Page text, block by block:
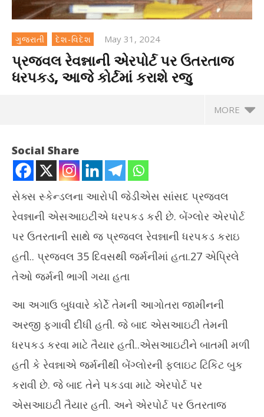
ગુજરાતી દેશ-વિદેશ May 31, 2024
પ્રજ્વલ રેવન્નાની એરપોર્ટ પર ઉતરતાજ
ધરપકડ, આજે કોર્ટમાં કરાશે રજુ
MORE
NOW VIEWING
પ્રજ્વલ રેવન્નાની એરપોર્ટ પર ઉતરતાજ ધરપકડ, આજે કોર્ટમાં કરાશે
રજુ
31,
2024
Social Share
સેક્સ સ્કેન્ડલના આરોપી જેડીએસ સાંસદ પ્રજ્વલ
રેવન્નાની એસઆઇટીએ ધરપકડ કરી છે. બેંગ્લોર એરપોર્ટ
પર ઉતરતાની સાથે જ પ્રજ્વલ રેવન્નાની ધરપકડ કરાઇ
હતી.. પ્રજ્વલ 35 દિવસથી જર્મનીમાં હતા.27 એપ્રિલે
તેઓ જર્મની ભાગી ગયા હતા
આ અગાઉ બુધવારે કોર્ટે તેમની આગોતરા જામીનની
અરજી ફગાવી દીધી હતી. જે બાદ એસઆઇટી તેમની
ધરપકડ કરવા માટે તૈયાર હતી..એસઆઇટીને બાતમી મળી
હતી કે રેવન્નાએ જર્મનીથી બેંગ્લોરની ફ્લાઇટ ટિકિટ બુક
કરાવી છે. જે બાદ તેને પકડવા માટે એરપોર્ટ પર
એસઆઇટી તૈયાર હતી. અને એરપોર્ટ પર ઉતરતાજ